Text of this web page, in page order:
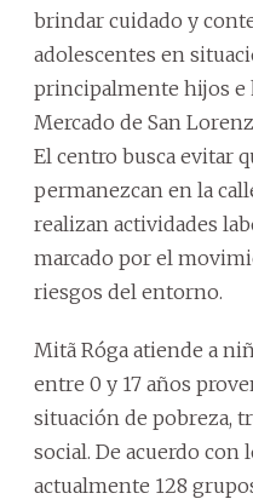
brindar cuidado y
adolescentes en
principalmente hijos e
Mercado de San
El centro busca evitar
permanezcan en la
realizan actividades
marcado por el
riesgos del entorno.
Mitã Róga atiende a
entre 0 y 17 años
situación de pobreza,
social. De acuerdo con
actualmente 128